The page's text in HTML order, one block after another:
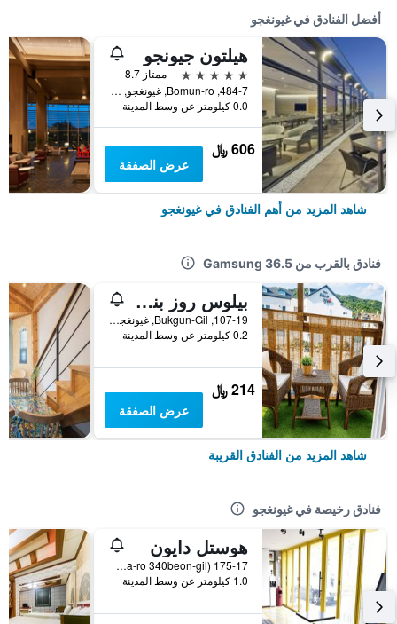
أفضل الفنادق في غيونغجو
هيلتون جيونجو
5 نجوم
ممتاز 8.7
484-7, Bomun-ro, غيونغجو, كوريا الجنوبية
0.0 كيلومتر عن وسط المدينة
606 ﷼
عرض الصفقة
شاهد المزيد من أهم الفنادق في غيونغجو
فنادق بالقرب من Gamsung 36.5
بيلوس روز بنشن هوتل
107-19, Bukgun-Gil, غيونغجو, كوريا الجنوبية
0.2 كيلومتر عن وسط المدينة
214 ﷼
عرض الصفقة
شاهد المزيد من الفنادق القريبة
فنادق رخيصة في غيونغجو
هوستل دايون
175-17 Seongdong-Dong (12, Wonhwa-ro 340beon-gil), غيونغجو, كوريا الجنوبية
1.0 كيلومتر عن وسط المدينة